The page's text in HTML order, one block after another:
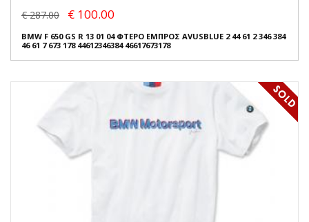
€ 287.00 € 100.00
BMW F 650 GS R 13 01 04 ΦΤΕΡΟ ΕΜΠΡΟΣ AVUSBLUE 2 44 61 2 346 384
46 61 7 673 178 44612346384 46617673178